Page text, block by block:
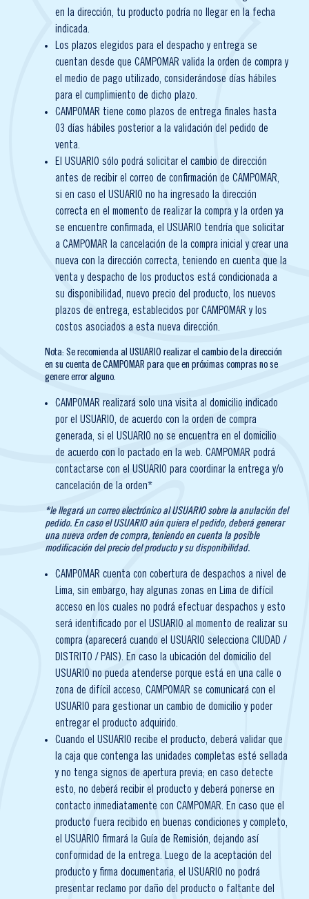
en la dirección, tu producto podría no llegar en la fecha
indicada.
Los plazos elegidos para el despacho y entrega se
cuentan desde que CAMPOMAR valida la orden de compra y
el medio de pago utilizado, considerándose días hábiles
para el cumplimiento de dicho plazo.
CAMPOMAR tiene como plazos de entrega finales hasta
03 días hábiles posterior a la validación del pedido de
venta.
El USUARIO sólo podrá solicitar el cambio de dirección
antes de recibir el correo de confirmación de CAMPOMAR,
si en caso el USUARIO no ha ingresado la dirección
correcta en el momento de realizar la compra y la orden ya
se encuentre confirmada, el USUARIO tendría que solicitar
a CAMPOMAR la cancelación de la compra inicial y crear una
nueva con la dirección correcta, teniendo en cuenta que la
venta y despacho de los productos está condicionada a
su disponibilidad, nuevo precio del producto, los nuevos
plazos de entrega, establecidos por CAMPOMAR y los
costos asociados a esta nueva dirección.
Nota: Se recomienda al USUARIO realizar el cambio de la dirección
en su cuenta de CAMPOMAR para que en próximas compras no se
genere error alguno.
CAMPOMAR realizará solo una visita al domicilio indicado
por el USUARIO, de acuerdo con la orden de compra
generada, si el USUARIO no se encuentra en el domicilio
de acuerdo con lo pactado en la web. CAMPOMAR podrá
contactarse con el USUARIO para coordinar la entrega y/o
cancelación de la orden*
*le llegará un correo electrónico al USUARIO sobre la anulación del
pedido. En caso el USUARIO aún quiera el pedido, deberá generar
una nueva orden de compra, teniendo en cuenta la posible
modificación del precio del producto y su disponibilidad.
CAMPOMAR cuenta con cobertura de despachos a nivel de
Lima, sin embargo, hay algunas zonas en Lima de difícil
acceso en los cuales no podrá efectuar despachos y esto
será identificado por el USUARIO al momento de realizar su
compra (aparecerá cuando el USUARIO selecciona CIUDAD /
DISTRITO / PAIS). En caso la ubicación del domicilio del
USUARIO no pueda atenderse porque está en una calle o
zona de difícil acceso, CAMPOMAR se comunicará con el
USUARIO para gestionar un cambio de domicilio y poder
entregar el producto adquirido.
Cuando el USUARIO recibe el producto, deberá validar que
la caja que contenga las unidades completas esté sellada
y no tenga signos de apertura previa; en caso detecte
esto, no deberá recibir el producto y deberá ponerse en
contacto inmediatamente con CAMPOMAR. En caso que el
producto fuera recibido en buenas condiciones y completo,
el USUARIO firmará la Guía de Remisión, dejando así
conformidad de la entrega. Luego de la aceptación del
producto y firma documentaria, el USUARIO no podrá
presentar reclamo por daño del producto o faltante del